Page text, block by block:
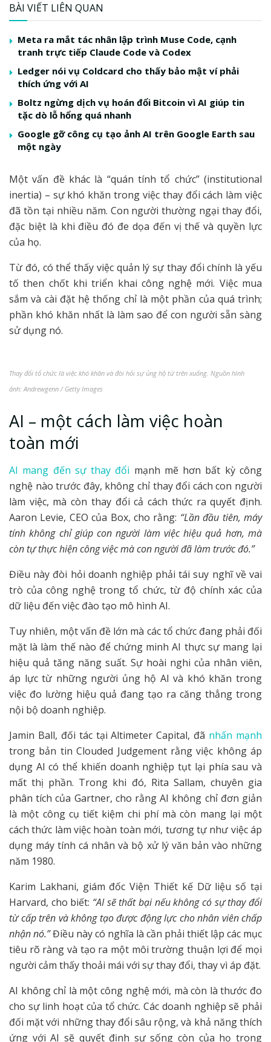
BÀI VIẾT LIÊN QUAN
Meta ra mắt tác nhân lập trình Muse Code, cạnh
tranh trực tiếp Claude Code và Codex
Ledger nói vụ Coldcard cho thấy bảo mật ví phải
thích ứng với AI
Boltz ngừng dịch vụ hoán đổi Bitcoin vì AI giúp tin
tặc dò lỗ hổng quá nhanh
Google gỡ công cụ tạo ảnh AI trên Google Earth sau
một ngày
Một vấn đề khác là “quán tính tổ chức” (institutional
inertia) – sự khó khăn trong việc thay đổi cách làm việc
đã tồn tại nhiều năm. Con người thường ngại thay đổi,
đặc biệt là khi điều đó đe dọa đến vị thế và quyền lực
của họ.
Từ đó, có thể thấy việc quản lý sự thay đổi chính là yếu
tố then chốt khi triển khai công nghệ mới. Việc mua
sắm và cài đặt hệ thống chỉ là một phần của quá trình;
phần khó khăn nhất là làm sao để con người sẵn sàng
sử dụng nó.
Thay đổi tổ chức là việc khó khăn và đòi hỏi sự ủng hộ từ trên xuống. Nguồn hình
ảnh: Andrewgenn / Getty Images
AI – một cách làm việc hoàn
toàn mới
AI mang đến sự thay đổi mạnh mẽ hơn bất kỳ công
nghệ nào trước đây, không chỉ thay đổi cách con người
làm việc, mà còn thay đổi cả cách thức ra quyết định.
Aaron Levie, CEO của Box, cho rằng: “Lần đầu tiên, máy
tính không chỉ giúp con người làm việc hiệu quả hơn, mà
còn tự thực hiện công việc mà con người đã làm trước đó.”
Điều này đòi hỏi doanh nghiệp phải tái suy nghĩ về vai
trò của công nghệ trong tổ chức, từ độ chính xác của
dữ liệu đến việc đào tạo mô hình AI.
Tuy nhiên, một vấn đề lớn mà các tổ chức đang phải đối
mặt là làm thế nào để chứng minh AI thực sự mang lại
hiệu quả tăng năng suất. Sự hoài nghi của nhân viên,
áp lực từ những người ủng hộ AI và khó khăn trong
việc đo lường hiệu quả đang tạo ra căng thẳng trong
nội bộ doanh nghiệp.
Jamin Ball, đối tác tại Altimeter Capital, đã nhấn mạnh
trong bản tin Clouded Judgement rằng việc không áp
dụng AI có thể khiến doanh nghiệp tụt lại phía sau và
mất thị phần. Trong khi đó, Rita Sallam, chuyên gia
phân tích của Gartner, cho rằng AI không chỉ đơn giản
là một công cụ tiết kiệm chi phí mà còn mang lại một
cách thức làm việc hoàn toàn mới, tương tự như việc áp
dụng máy tính cá nhân và bộ xử lý văn bản vào những
năm 1980.
Karim Lakhani, giám đốc Viện Thiết kế Dữ liệu số tại
Harvard, cho biết: “AI sẽ thất bại nếu không có sự thay đổi
từ cấp trên và không tạo được động lực cho nhân viên chấp
nhận nó.”Điều này có nghĩa là cần phải thiết lập các mục
tiêu rõ ràng và tạo ra một môi trường thuận lợi để mọi
người cảm thấy thoải mái với sự thay đổi, thay vì áp đặt.
AI không chỉ là một công nghệ mới, mà còn là thước đo
cho sự linh hoạt của tổ chức. Các doanh nghiệp sẽ phải
đối mặt với những thay đổi sâu rộng, và khả năng thích
ứng với AI sẽ quyết định sự sống còn của họ trong